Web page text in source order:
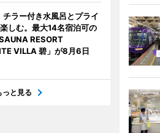
チラー付き水風呂とプライ
しむ。最大14名宿泊可の
RESORT
VILLA 碧」が8月6日
っと見る